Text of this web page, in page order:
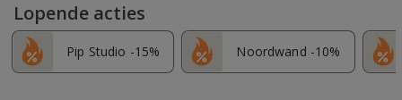
Lopende acties
Pip Studio -15% Noordwand -10%